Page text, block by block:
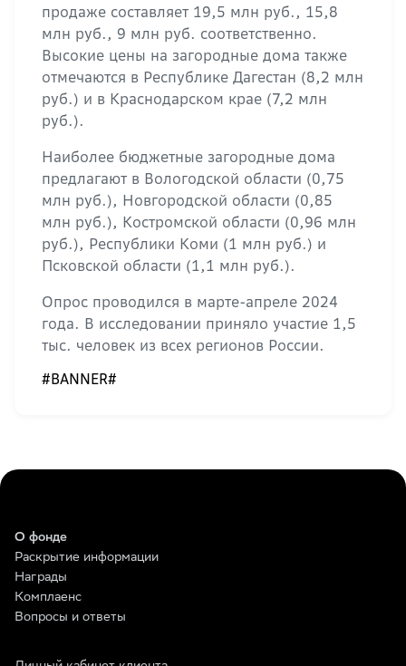
продаже составляет 19,5 млн руб., 15,8
млн руб., 9 млн руб. соответственно.
Высокие цены на загородные дома также
отмечаются в Республике Дагестан (8,2 млн
руб.) и в Краснодарском крае (7,2 млн
руб.).
Наиболее бюджетные загородные дома
предлагают в Вологодской области (0,75
млн руб.), Новгородской области (0,85
млн руб.), Костромской области (0,96 млн
руб.), Республики Коми (1 млн руб.) и
Псковской области (1,1 млн руб.).
Опрос проводился в марте-апреле 2024
года. В исследовании приняло участие 1,5
тыс. человек из всех регионов России.
#BANNER#
О фонде
Раскрытие информации
Награды
Комплаенс
Вопросы и ответы